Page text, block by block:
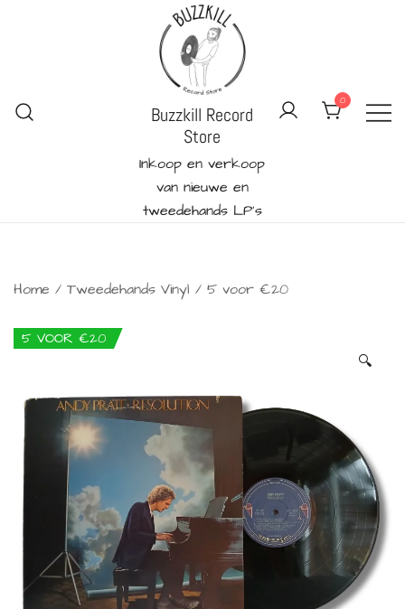
Buzzkill Record
Store
Inkoop en verkoop
van nieuwe en
tweedehands LP's
0
Home / Tweedehands Vinyl / 5 voor €20
🔍
5 VOOR €20